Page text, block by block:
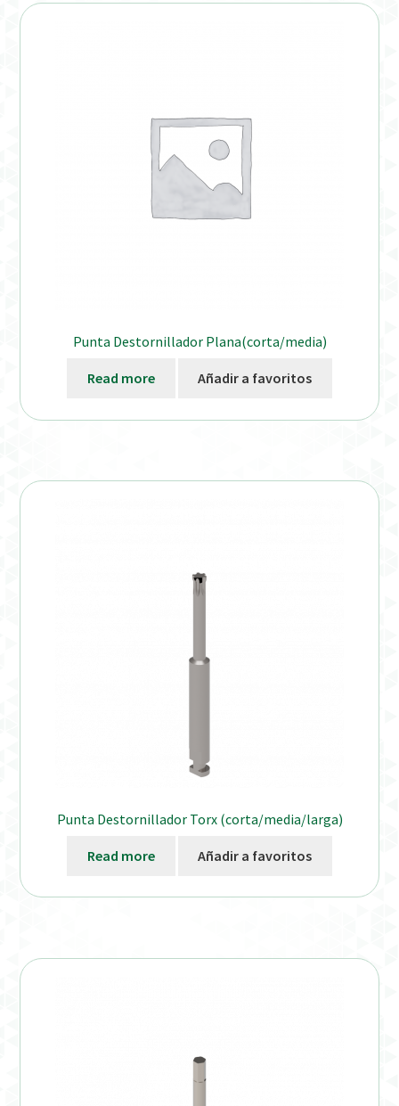
Distribuidores
Instrucciones de uso (ESP)
Instructions for Use (ENG)
Productos Favoritos
Welcome to DELTA Abutments | Tienda Online!
Punta Destornillador Plana(corta/media)
Read more Añadir a favoritos
Punta Destornillador Torx (corta/media/larga)
Read more Añadir a favoritos